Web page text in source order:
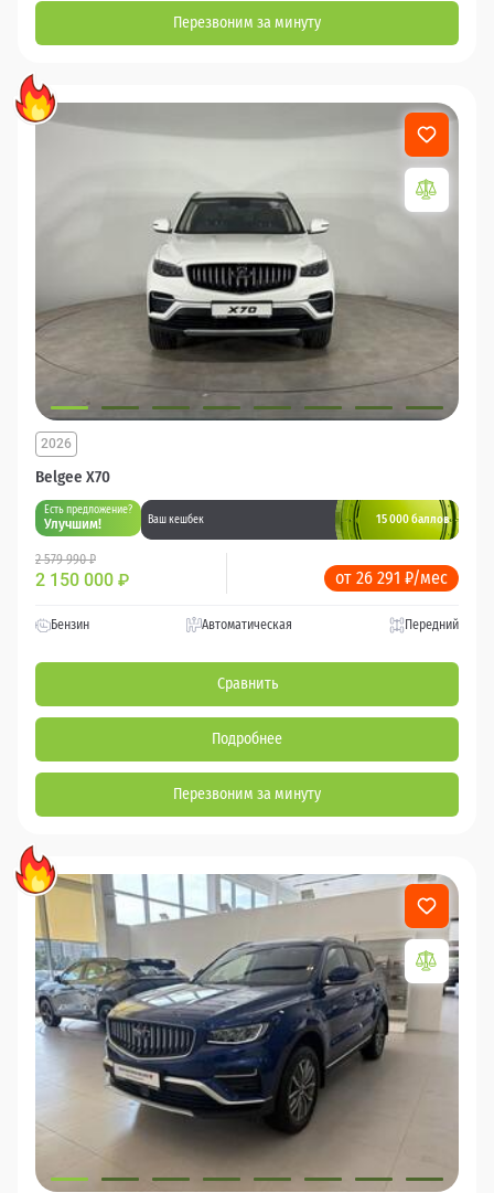
Перезвоним за минуту
Belgee X70
2026
Есть предложение?
Улучшим! Ваш кешбек 15 000 баллов
2 579 990 ₽
2 150 000 ₽ от 26 291 ₽/мес
Бензин Автоматическая Передний
Сравнить
Подробнее
Перезвоним за минуту